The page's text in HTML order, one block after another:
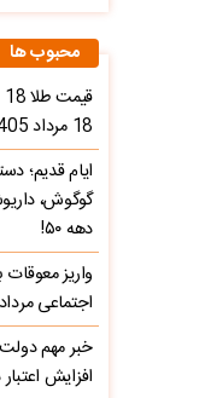
محبوب ها
18 مرداد 1405 / کاهش قیمت ها
ایام قدیم؛
گوگوش،
دهه ۵۰!
واریز
اجتماعی
خبر مهم دولت
افزایش